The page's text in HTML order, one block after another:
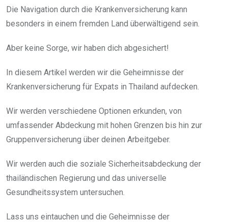
Die Navigation durch die Krankenversicherung kann
besonders in einem fremden Land überwältigend sein.
Aber keine Sorge, wir haben dich abgesichert!
In diesem Artikel werden wir die Geheimnisse der
Krankenversicherung für Expats in Thailand aufdecken.
Wir werden verschiedene Optionen erkunden, von
umfassender Abdeckung mit hohen Grenzen bis hin zur
Gruppenversicherung über deinen Arbeitgeber.
Wir werden auch die soziale Sicherheitsabdeckung der
thailändischen Regierung und das universelle
Gesundheitssystem untersuchen.
Lass uns eintauchen und die Geheimnisse der